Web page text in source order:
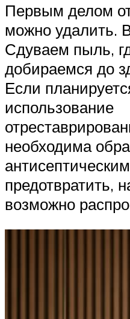
Первым делом
можно удалить.
Сдуваем пыль,
добираемся до
Если
использование
необходима
предотвратить,
возможно